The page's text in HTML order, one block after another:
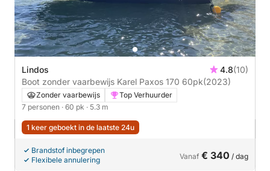
Lindos 4.8(10)
Boot zonder vaarbewijs Karel Paxos 170 60pk(2023)
Zonder vaarbewijs
Top Verhuurder
7 personen · 60 pk · 5.3 m
1 keer geboekt in de laatste 24u
Brandstof inbegrepen
Flexibele annulering
Vanaf € 340 / dag